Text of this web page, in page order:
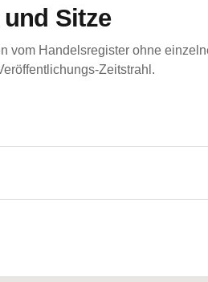
Sitze
vom Handelsregister ohne
Zeitstrahl.